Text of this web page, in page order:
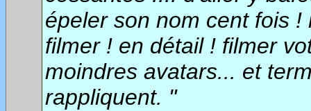
épeler son nom cent fois
filmer ! en détail ! filmer
moindres avatars... et
rappliquent. "